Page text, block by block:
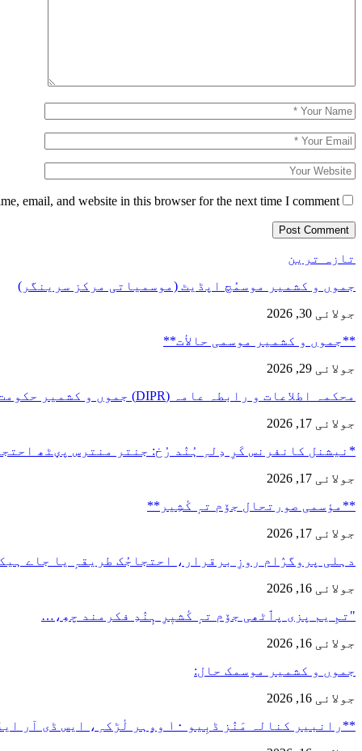
email, and website in this browser for the next time I comment.
تازہ ترین
جموں و کشمیر موسمُچ اپڈیٹ (موسمیاتی مرکز سرینگر)
جولائی 30, 2026
**جموں و كشمیر موسمی حالأت**
جولائی 29, 2026
محکمہ اطلاعات و رابطہ عامہ (DIPR) جموں و کشمیر حکومت طرفہ…
جولائی 17, 2026
*نیشنل کانفرنس کَرِ دِلہِ ہُنٛد رُخ: جنتر منترس پؠٹھ
جولائی 17, 2026
**مؤسمی صورتحال جۆم تہٕ کٔشِیر**
جولائی 17, 2026
دہلی پروگرٛام روزِ برقرار، احتجاجُک طریقہٕ یا جاے
جولائی 16, 2026
"تمِ یم پزی پٲٹھی جۆم تہٕ کٔشیٖرِ ہٕنٛدِ فکرمند چھِ،…
جولائی 16, 2026
جموں و کشمیر موسمک حال:
جولائی 16, 2026
**رانبیر کنالہ مَنٛز ڈبِیو ۱۰ وۄہر لٔڑکہِ، ایس ڈی آر ایفَن…